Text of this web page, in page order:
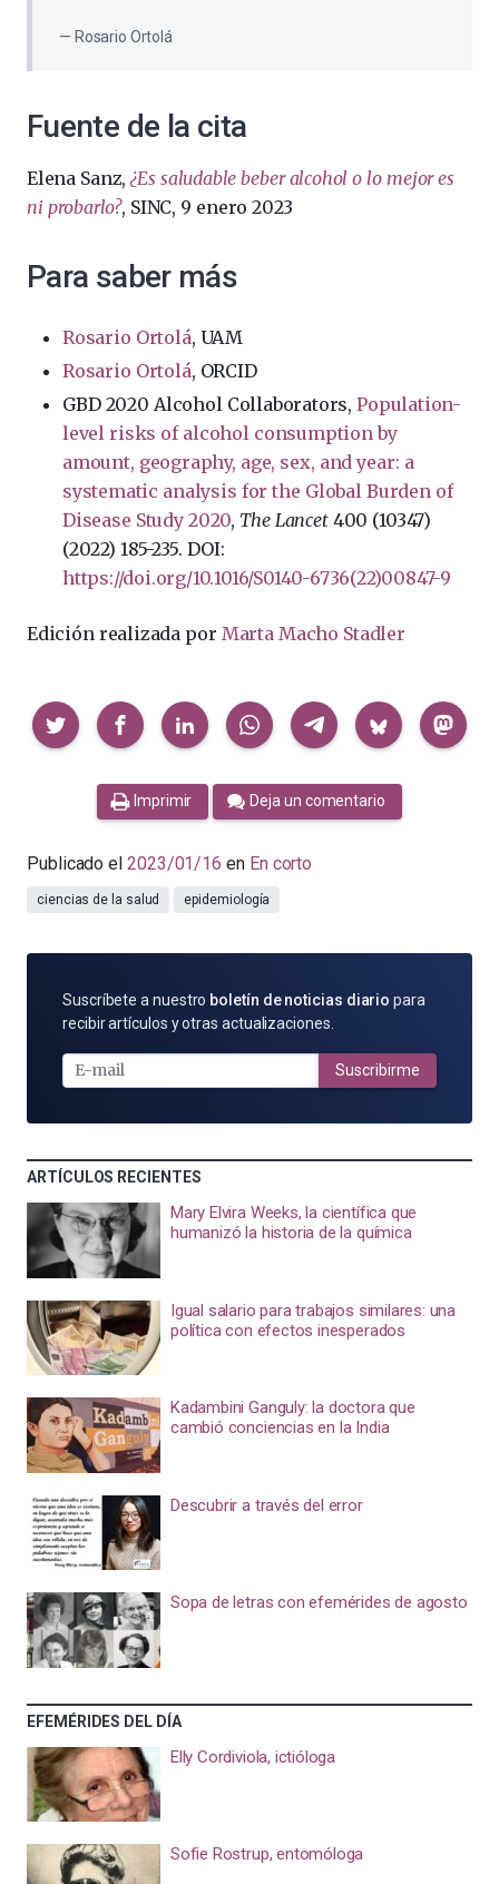
Rosario Ortolá
Fuente de la cita
Elena Sanz,¿Es saludable beber alcohol o lo mejor es
ni probarlo?, SINC, 9 enero 2023
Para saber más
Rosario Ortolá, UAM
Rosario Ortolá, ORCID
GBD 2020 Alcohol Collaborators,Population-
level risks of alcohol consumption by
amount, geography, age, sex, and year: a
systematic analysis for the Global Burden of
Disease Study 2020, The Lancet400 (10347)
(2022) 185-235. DOI:
https://doi.org/10.1016/S0140-6736(22)00847-9
Edición realizada por Marta Macho Stadler
Compartir
Imprimir Deja un comentario
Publicado el 2023/01/16 en En corto
ciencias de la salud epidemiología
SUSCRÍBETE
POR
MAIL
Suscríbete a nuestro boletín de noticias diario para
recibir artículos y otras actualizaciones.
Suscribirme
ARTÍCULOS RECIENTES
Mary Elvira Weeks, la científica que
humanizó la historia de la química
Igual salario para trabajos similares: una
política con efectos inesperados
Kadambini Ganguly: la doctora que
cambió conciencias en la India
Descubrir a través del error
Sopa de letras con efemérides de agosto
EFEMÉRIDES DEL DÍA
Elly Cordiviola, ictióloga
Sofie Rostrup, entomóloga